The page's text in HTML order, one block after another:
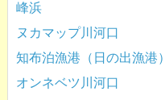
峰浜
ヌカマップ川河口
知布泊漁港（日の出漁港）
オンネベツ川河口